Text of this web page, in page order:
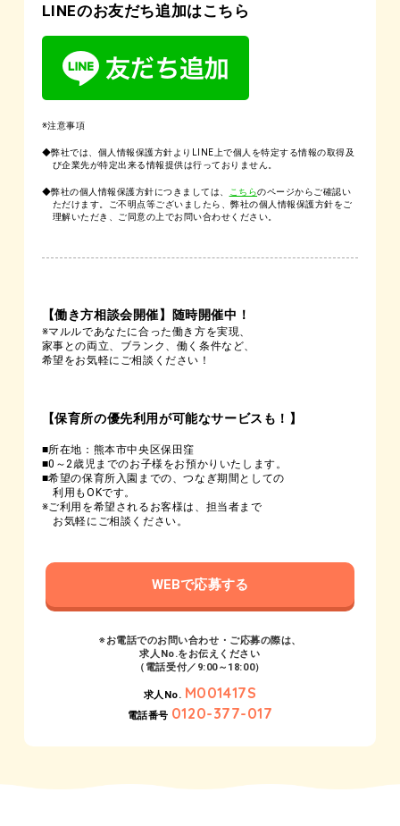
LINEのお友だち追加はこちら
※注意事項
◆弊社では、個人情報保護方針よりLINE上で個人を特定する情報の取得及
び企業先が特定出来る情報提供は行っておりません。
◆弊社の個人情報保護方針につきましては、 こちらのページからご確認い
ただけます。ご不明点等ございましたら、弊社の個人情報保護方針をご
理解いただき、ご同意の上でお問い合わせください。
【働き方相談会開催】随時開催中！
※マルルであなたに合った働き方を実現、
家事との両立、ブランク、働く条件など、
希望をお気軽にご相談ください！
【保育所の優先利用が可能なサービスも！】
■所在地：熊本市中央区保田窪
■0～2歳児までのお子様をお預かりいたします。
■希望の保育所入園までの、つなぎ期間としての
利用もOKです。
※ご利用を希望されるお客様は、担当者まで
お気軽にご相談ください。
WEBで応募する
※お電話でのお問い合わせ・ご応募の際は、
求人No.をお伝えください
（電話受付／9:00～18:00）
求人No. M001417S
電話番号 0120-377-017